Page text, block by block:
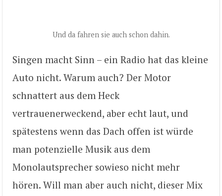
Und da fahren sie auch schon dahin.
Singen macht Sinn – ein Radio hat das kleine
Auto nicht. Warum auch? Der Motor
schnattert aus dem Heck
vertrauenerweckend, aber echt laut, und
spätestens wenn das Dach offen ist würde
man potenzielle Musik aus dem
Monolautsprecher sowieso nicht mehr
hören. Will man aber auch nicht, dieser Mix